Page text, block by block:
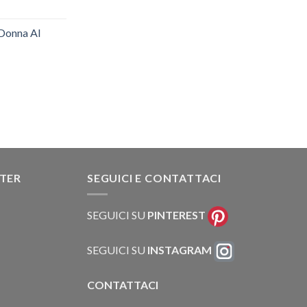
AI
SEGUICI E CONTATTACI
SEGUICI SU PINTEREST
SEGUICI SU INSTAGRAM
CONTATTACI